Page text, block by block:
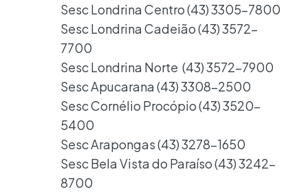
Sesc Londrina Centro (43) 3305-7800
Sesc Londrina Cadeião (43) 3572-
7700
Sesc Londrina Norte (43) 3572-7900
Sesc Apucarana (43) 3308-2500
Sesc Cornélio Procópio (43) 3520-
5400
Sesc Arapongas (43) 3278-1650
Sesc Bela Vista do Paraíso (43) 3242-
8700